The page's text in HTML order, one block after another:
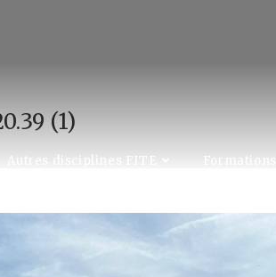
Autres disciplines FITE Formations
(1)